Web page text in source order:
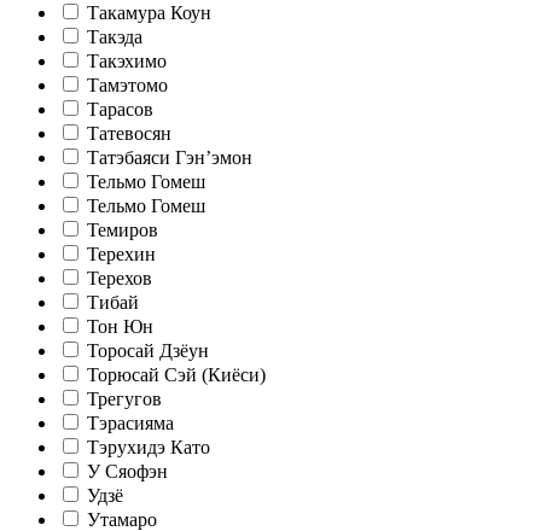
Такамура Коун
Такэда
Такэхимо
Тамэтомо
Тарасов
Татевосян
Татэбаяси Гэн’эмон
Тельмо Гомеш
Тельмо Гомеш
Темиров
Терехин
Терехов
Тибай
Тон Юн
Торосай Дзёун
Торюсай Сэй (Киёси)
Трегугов
Тэрасияма
Тэрухидэ Като
У Сяофэн
Удзё
Утамаро